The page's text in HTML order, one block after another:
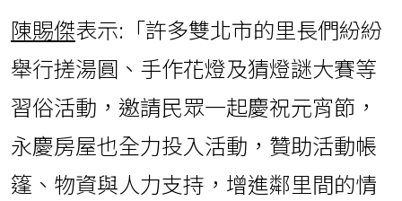
陳賜傑表示:「許多雙北市的里長們紛紛
舉行搓湯圓、手作花燈及猜燈謎大賽等
習俗活動，邀請民眾一起慶祝元宵節，
永慶房屋也全力投入活動，贊助活動帳
篷、物資與人力支持，增進鄰里間的情